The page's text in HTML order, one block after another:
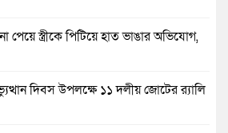
পেয়ে স্ত্রীকে পিটিয়ে হাত ভাঙার অভিযোগ,
দিবস উপলক্ষে ১১ দলীয় জোটের র‍্যালি